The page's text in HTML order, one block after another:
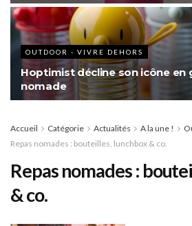
OUTDOOR - VIVRE DEHORS
Hoptimist décline son icône en
nomade
Accueil Catégorie Actualités A la une !
Repas nomades : bouteilles, lunchbox & co.
Repas nomades :
& co.